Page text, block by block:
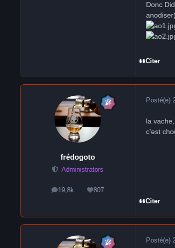
Donc
Citer
frédogoto
Administrators
19,8k
messages807
Réputation
Posté(e)
la
c'est
Citer
Posté(e)